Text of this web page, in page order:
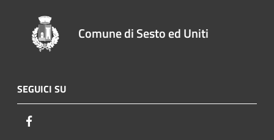
Comune di Sesto ed Uniti
SEGUICI SU